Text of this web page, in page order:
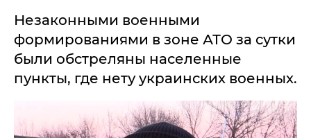
Незаконными военными
формированиями в зоне АТО за сутки
были обстреляны населенные
пункты, где нету украинских военных.